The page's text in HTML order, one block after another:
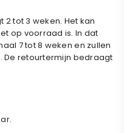
2 tot 3 weken. Het kan
op voorraad is. In dat
7 tot 8 weken en zullen
De retourtermijn bedraagt